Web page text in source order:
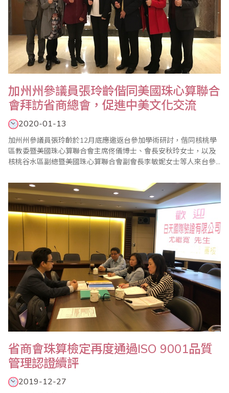
加州州參議員張玲齡偕同美國珠心算聯合
會拜訪省商總會，促進中美文化交流
2020-01-13
加州州參議員張玲齡於12月底應邀返台參加學術研討，偕同核桃學
區教委暨美國珠心算聯合會主席佟儀博士、會長安秋玲女士，以及
核桃谷水區副總暨美國珠心算聯合會副會長李敏妮女士等人來台參
玲齡州參議員於2018年6月就職，是加州史上首位在台灣出生的州
參議員，任內工作重點著重於教育、水資源、經濟及就業等方面。
來台期間參加學術研討，並參訪加州鑽石吧高中..
省商會珠算檢定再度通過ISO 9001品質
管理認證續評
2019-12-27